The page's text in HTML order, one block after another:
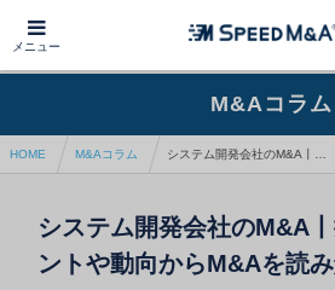
メニュー
M&Aコラム
HOME M&Aコラム
システム開発会社のM&A
ントや動向からM&Aを読み